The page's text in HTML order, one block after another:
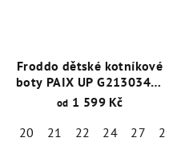
Froddo dětské kotníkové
boty PAIX UP G2130346-
29 Flowers
od 1 599 Kč
20
21 22 24 27 29